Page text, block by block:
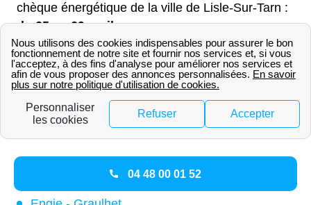
chèque énergétique de la ville de Lisle-Sur-Tarn :
du 25 au 29 avril.
Tout savoir sur Engie autour de
Lisle-Sur-Tarn
Engie est aussi présent dans d'autres villes du
04 48 00 01 52